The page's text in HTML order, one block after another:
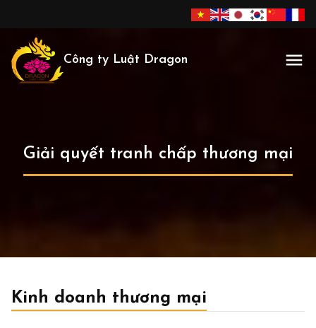
Công ty Luật Dragon
Giải quyết tranh chấp thương mại
Kinh doanh thương mại